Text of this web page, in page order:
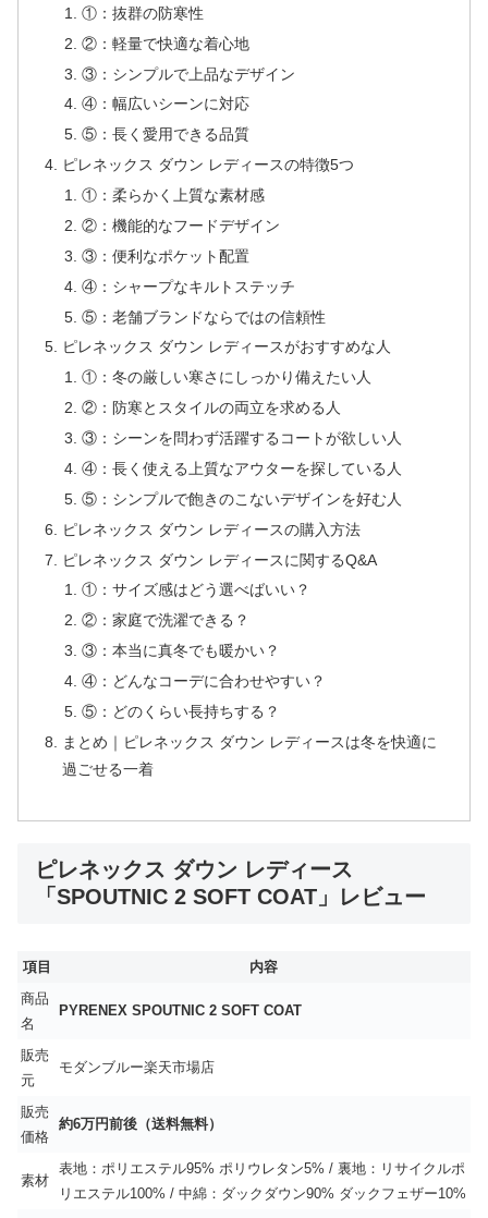
①：抜群の防寒性
②：軽量で快適な着心地
③：シンプルで上品なデザイン
④：幅広いシーンに対応
⑤：長く愛用できる品質
ピレネックス ダウン レディースの特徴5つ
①：柔らかく上質な素材感
②：機能的なフードデザイン
③：便利なポケット配置
④：シャープなキルトステッチ
⑤：老舗ブランドならではの信頼性
ピレネックス ダウン レディースがおすすめな人
①：冬の厳しい寒さにしっかり備えたい人
②：防寒とスタイルの両立を求める人
③：シーンを問わず活躍するコートが欲しい人
④：長く使える上質なアウターを探している人
⑤：シンプルで飽きのこないデザインを好む人
ピレネックス ダウン レディースの購入方法
ピレネックス ダウン レディースに関するQ&A
①：サイズ感はどう選べばいい？
②：家庭で洗濯できる？
③：本当に真冬でも暖かい？
④：どんなコーデに合わせやすい？
⑤：どのくらい長持ちする？
まとめ｜ピレネックス ダウン レディースは冬を快適に
過ごせる一着
ピレネックス ダウン レディース
「SPOUTNIC 2 SOFT COAT」レビュー
項目
内容
商品
名
PYRENEX SPOUTNIC 2 SOFT COAT
販売
元
モダンブルー楽天市場店
販売
価格
約6万円前後（送料無料）
素材
表地：ポリエステル95% ポリウレタン5% / 裏地：リサイクルポ
リエステル100% / 中綿：ダックダウン90% ダックフェザー10%